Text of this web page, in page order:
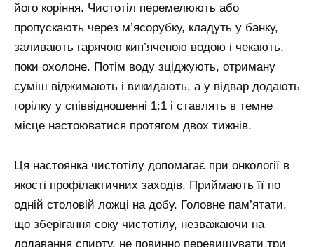
його коріння. Чистотіл перемелюють або
пропускають через м’ясорубку, кладуть у банку,
заливають гарячою кип’яченою водою і чекають,
поки охолоне. Потім воду зціджують, отриману
суміш віджимають і викидають, а у відвар додають
горілку у співвідношенні 1:1 і ставлять в темне
місце настоюватися протягом двох тижнів.
Ця настоянка чистотілу допомагає при онкології в
якості профілактичних заходів. Приймають її по
одній столовій ложці на добу. Головне пам’ятати,
що зберігання соку чистотілу, незважаючи на
додавання спирту, не повинно перевищувати три